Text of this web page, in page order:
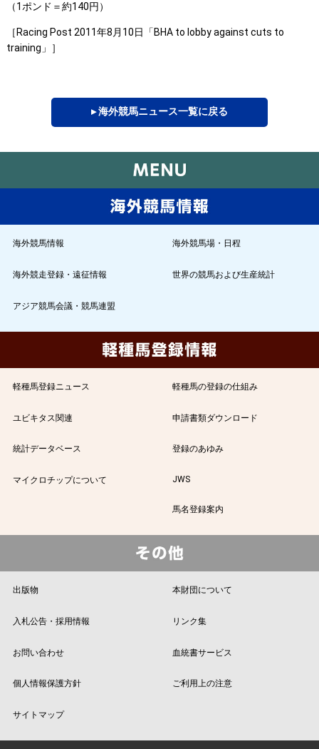
（1ポンド＝約140円）
［Racing Post 2011年8月10日「BHA to lobby against cuts to
training」］
▸ 海外競馬ニュース一覧に戻る
海外競馬情報 海外競馬場・日程
海外競走登録・遠征情報 世界の競馬および生産統計
アジア競馬会議・競馬連盟
軽種馬登録ニュース 軽種馬の登録の仕組み
ユビキタス関連 申請書類ダウンロード
統計データベース 登録のあゆみ
マイクロチップについて JWS
馬名登録案内
出版物 本財団について
入札公告・採用情報 リンク集
お問い合わせ 血統書サービス
個人情報保護方針 ご利用上の注意
サイトマップ